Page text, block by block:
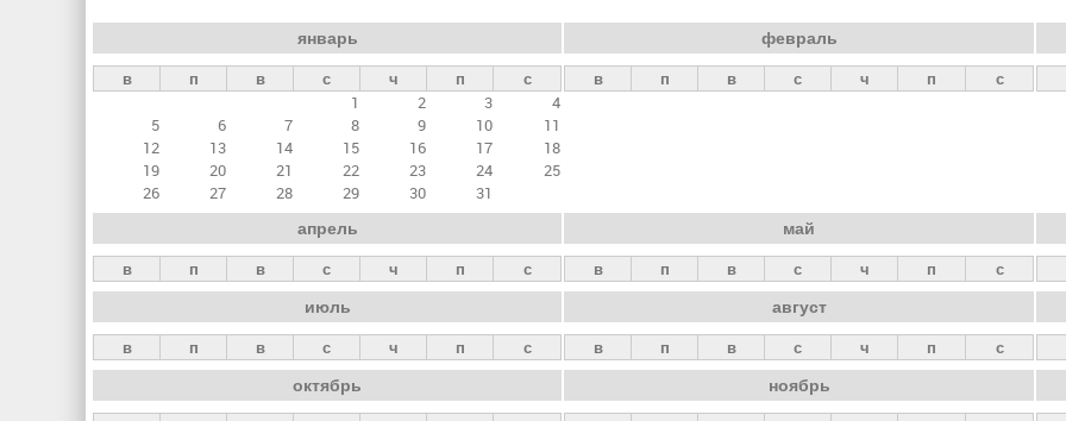
н
ы
е
а
д
к
и
январь
в п в с ч п
с
1
2 3
4
5
6 7 8 9 10
11
12
13 14 15 16 17
18
19
20 21 22 23 24
25
26
27 28 29 30 31
февраль
в п в с ч п с
апрель
в п в с ч п с
май
в п в с ч п с
июль
в п в с ч п с
август
в п в с ч п с
октябрь ноябрь